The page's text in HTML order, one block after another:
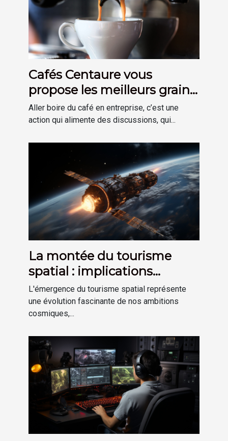
Cafés Centaure vous
propose les meilleurs grains
suisses pour la location
d’une machine à café
Aller boire du café en entreprise, c’est une
action qui alimente des discussions, qui...
La montée du tourisme
spatial : implications
économiques et techniques
L'émergence du tourisme spatial représente
une évolution fascinante de nos ambitions
cosmiques,...